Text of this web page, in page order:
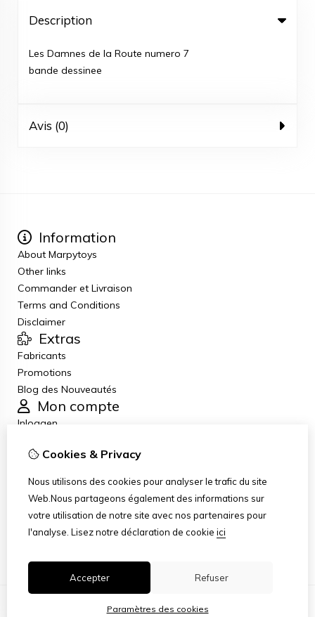
Description
Les Damnes de la Route numero 7
bande dessinee
Avis (0)
Information
About Marpytoys
Other links
Commander et Livraison
Terms and Conditions
Disclaimer
Extras
Fabricants
Promotions
Blog des Nouveautés
Mon compte
Inloggen
Liste de souhaits
Service client
Nous contacter
Plan du site
Cookies & Privacy
Nous utilisons des cookies pour analyser le trafic du site
Web.Nous partageons également des informations sur
votre utilisation de notre site avec nos partenaires pour
l'analyse. Lisez notre déclaration de cookie ici
Accepter Refuser
Paramètres des cookies